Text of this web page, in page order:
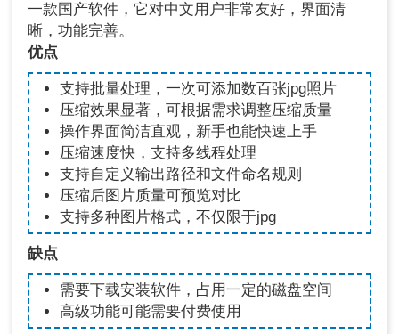
一款国产软件，它对中文用户非常友好，界面清
晰，功能完善。
优点
支持批量处理，一次可添加数百张jpg照片
压缩效果显著，可根据需求调整压缩质量
操作界面简洁直观，新手也能快速上手
压缩速度快，支持多线程处理
支持自定义输出路径和文件命名规则
压缩后图片质量可预览对比
支持多种图片格式，不仅限于jpg
缺点
需要下载安装软件，占用一定的磁盘空间
高级功能可能需要付费使用